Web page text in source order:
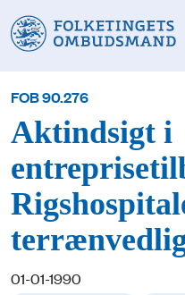
FOB 90.276
Aktindsigt i
01-01-1990